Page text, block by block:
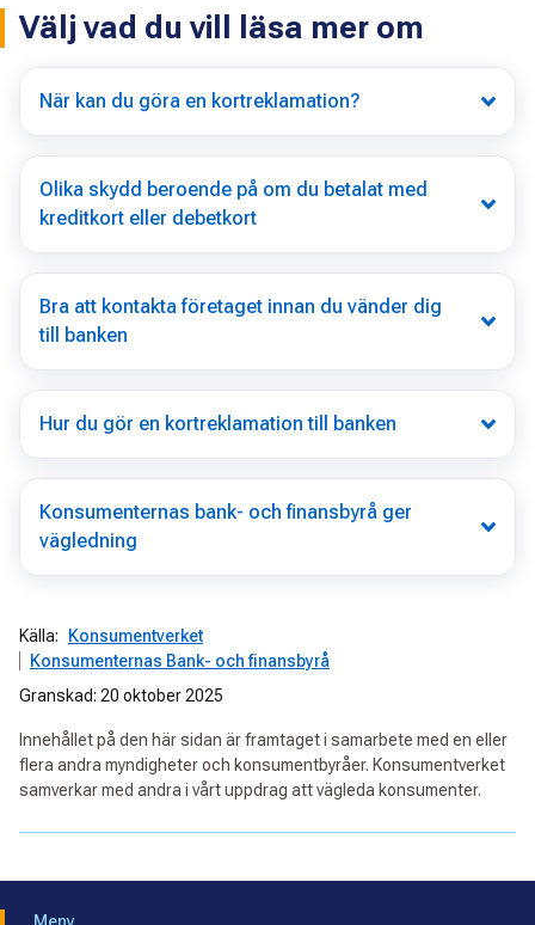
Välj vad du vill läsa mer om
När kan du göra en kortreklamation?
Olika skydd beroende på om du betalat med
kreditkort eller debetkort
Bra att kontakta företaget innan du vänder dig
till banken
Hur du gör en kortreklamation till banken
Konsumenternas bank- och finansbyrå ger
vägledning
Källa:
Konsumentverket
Konsumenternas Bank- och finansbyrå
Granskad: 20 oktober 2025
Innehållet på den här sidan är framtaget i samarbete med en eller
flera andra myndigheter och konsumentbyråer. Konsumentverket
samverkar med andra i vårt uppdrag att vägleda konsumenter.
Meny